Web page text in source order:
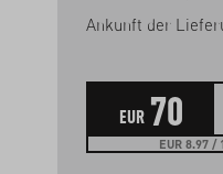
EUR 70
EUR 8.97 /